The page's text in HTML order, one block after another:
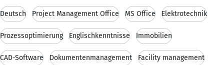
Deutsch Project Management Office MS Office Elektrotechnik
Prozessoptimierung Englischkenntnisse Immobilien
CAD-Software Dokumentenmanagement Facility management